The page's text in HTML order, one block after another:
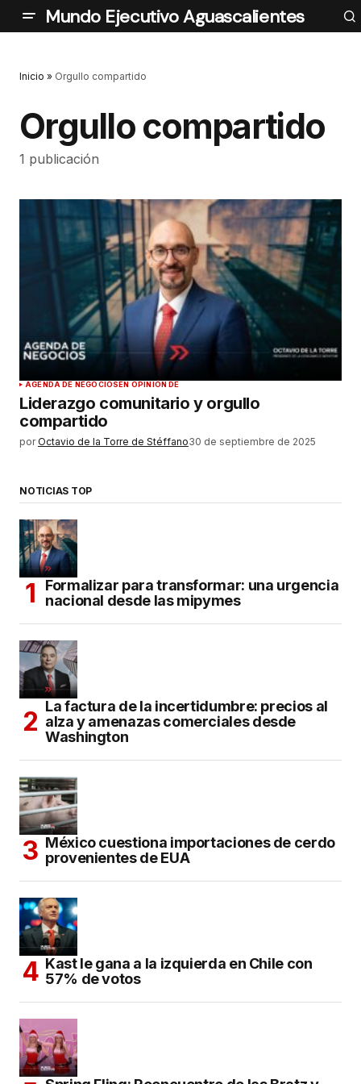
Mundo Ejecutivo Aguascalientes
Inicio » Orgullo compartido
Orgullo compartido
1 publicación
AGENDA DE NEGOCIOSEN OPINIÓN DE
Liderazgo comunitario y orgullo
compartido
por Octavio de la Torre de Stéffano30 de septiembre de 2025
NOTICIAS TOP
Formalizar para transformar: una urgencia
nacional desde las mipymes
La factura de la incertidumbre: precios al
alza y amenazas comerciales desde
Washington
México cuestiona importaciones de cerdo
provenientes de EUA
Kast le gana a la izquierda en Chile con
57% de votos